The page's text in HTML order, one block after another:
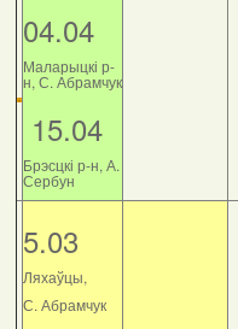
04.04
Маларыцкі р-
н, С. Абрамчук
15.04
Брэсцкі р-н, А.
Сербун
5.03
Ляхаўцы,
С. Абрамчук